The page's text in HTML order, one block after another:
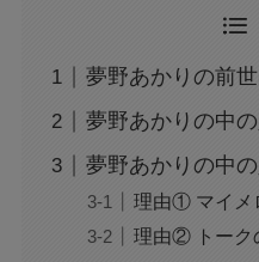
夢野あかりの前
夢野あかりの中
夢野あかりの中
理由① マイメ
理由② トーク